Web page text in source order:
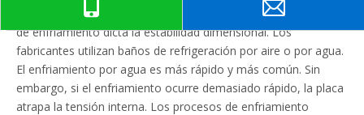
La forma en que se enfría el panel es fundamental. El proceso
de enfriamiento dicta la estabilidad dimensional. Los
fabricantes utilizan baños de refrigeración por aire o por agua.
El enfriamiento por agua es más rápido y más común. Sin
embargo, si el enfriamiento ocurre demasiado rápido, la placa
atrapa la tensión interna. Los procesos de enfriamiento